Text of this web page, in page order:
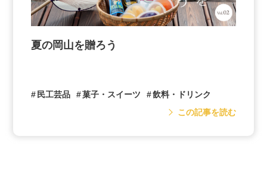
を誇る岡山県の定番の特産ぶどうです。味が
濃く、皮ばなれもよいことから、食べやす
く、子どもからご年配の方まで人気がありま
夏の岡山を贈ろう
民工芸品 菓子・スイーツ
飲料・ドリンク
この記事を読む